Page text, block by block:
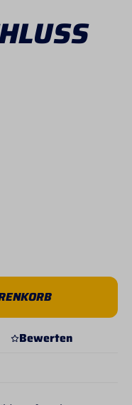
Wert
Bewerten